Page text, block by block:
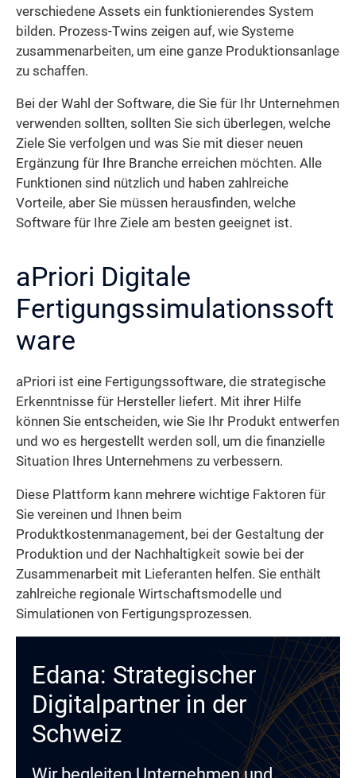
verschiedene Assets ein funktionierendes System
bilden. Prozess-Twins zeigen auf, wie Systeme
zusammenarbeiten, um eine ganze Produktionsanlage
zu schaffen.
Bei der Wahl der Software, die Sie für Ihr Unternehmen
verwenden sollten, sollten Sie sich überlegen, welche
Ziele Sie verfolgen und was Sie mit dieser neuen
Ergänzung für Ihre Branche erreichen möchten. Alle
Funktionen sind nützlich und haben zahlreiche
Vorteile, aber Sie müssen herausfinden, welche
Software für Ihre Ziele am besten geeignet ist.
aPriori Digitale
Fertigungssimulationssoft
ware
aPriori ist eine Fertigungssoftware, die strategische
Erkenntnisse für Hersteller liefert. Mit ihrer Hilfe
können Sie entscheiden, wie Sie Ihr Produkt entwerfen
und wo es hergestellt werden soll, um die finanzielle
Situation Ihres Unternehmens zu verbessern.
Diese Plattform kann mehrere wichtige Faktoren für
Sie vereinen und Ihnen beim
Produktkostenmanagement, bei der Gestaltung der
Produktion und der Nachhaltigkeit sowie bei der
Zusammenarbeit mit Lieferanten helfen. Sie enthält
zahlreiche regionale Wirtschaftsmodelle und
Simulationen von Fertigungsprozessen.
Edana: Strategischer
Digitalpartner in der
Schweiz